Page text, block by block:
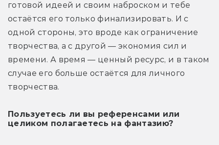
готовой идеей и своим наброском и тебе
остаётся его только финализировать. И с
одной стороны, это вроде как ограничение
творчества, а с другой — экономия сил и
времени. А время — ценный ресурс, и в таком
случае его больше остаётся для личного
творчества.
Пользуетесь ли вы референсами или
целиком полагаетесь на фантазию?